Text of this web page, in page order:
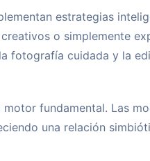
estrategias
o simplemente
fotografía cuidada y la
fundamental. Las
una relación